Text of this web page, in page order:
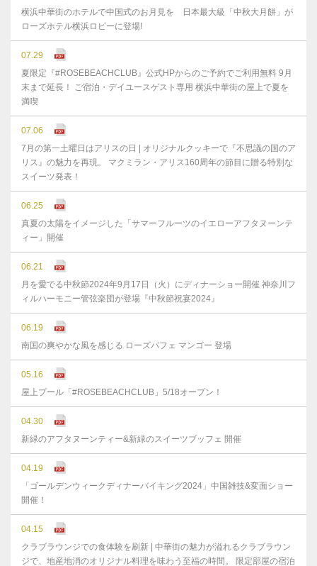
横浜中華街のホテルで中国式のお月見を 日本最大級「中秋大月餅」が
ローズホテル横浜ロビーに登場!
07.29
夏限定『#ROSEBEACHCLUB』公式HPからのご予約でご利用無料 9月
末まで延⻑！ ご宿泊・デイユースゲスト専用 横浜中華街の屋上で夏を
満喫
07.06
7月の第一土曜日はアリスの日 | オリジナルクッキーで『不思議の国のア
リス』の魅力を再現。 マクミラン・アリス160周年の節目に贈る特別な
スイーツ発表！
06.25
真夏の太陽をイメージした「サマーフルーツのイエローアフタヌーンテ
ィー」開催
06.21
月を愛でる中秋節2024年9月17日（火）にディナーショー開催 神奈川フ
ィルハーモニー管弦楽団が登場『中秋節祝宴2024』
06.19
南国の爽やかな風を感じる ローズパフェ マンゴー 登場
05.16
屋上プール「#ROSEBEACHCLUB」5/18オープン！
04.30
新緑のアフタヌーンティー&新緑のスイーツブッフェ 開催
04.19
「ゴールデンウィークディナーバイキング2024」中国雑技&変面ショー
開催！
04.15
クラブラウンジでの食体験を刷新 | 中華街の魅力が溢れるクラブラウン
ジで、地産地消のオリジナル料理を味わう至福の時間。 限定部屋の宿泊